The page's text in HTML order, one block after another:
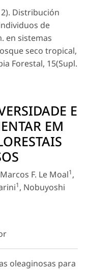
Distribución
de
en sistemas
seco tropical,
Forestal, 15(Supl.
E
EM
F. Le Moal1,
1, Nobuyoshi
oleaginosas para